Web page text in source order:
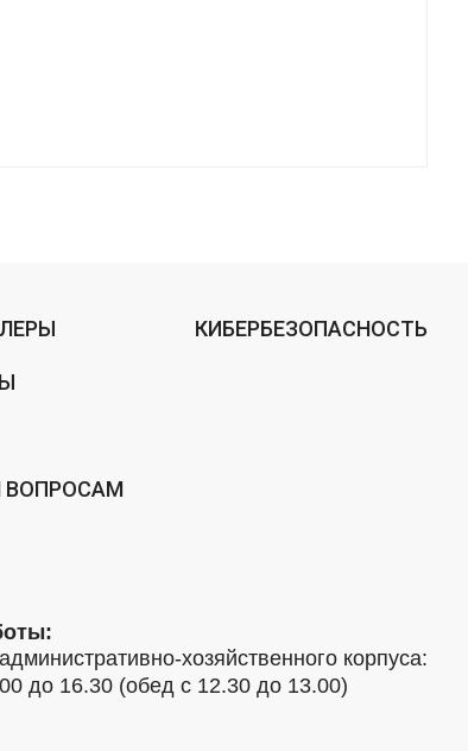
ВОПРОСАМ
КИБЕРБЕЗОПАСНОСТЬ
хозяйственного корпуса:
до 16.30 (обед с 12.30 до 13.00)